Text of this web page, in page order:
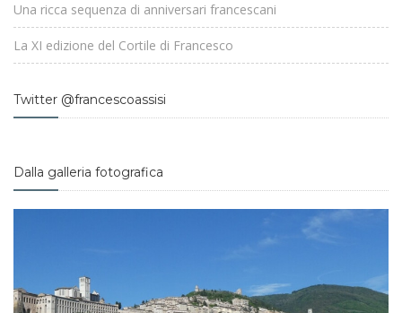
Una ricca sequenza di anniversari francescani
La XI edizione del Cortile di Francesco
Twitter @francescoassisi
Dalla galleria fotografica